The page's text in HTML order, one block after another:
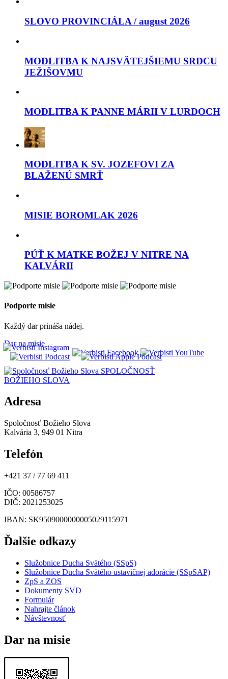
SLOVO PROVINCIÁLA / august 2026
MODLITBA K NAJSVÄTEJŠIEMU SRDCU
JEŽIŠOVMU
MODLITBA K PANNE MÁRII V LURDOCH
MODLITBA K SV. JOZEFOVI ZA
BLAŽENÚ SMRŤ
MISIE BOROMLAK 2026
PÚŤ K MATKE BOŽEJ V NITRE NA
KALVÁRII
Podporte misie
Každý dar prináša nádej.
Dar na misie
SPOLOČNOSŤ
BOŽIEHO SLOVA
Adresa
Spoločnosť Božieho Slova
Kalvária 3, 949 01 Nitra
Telefón
+421 37 / 77 69 411
IČO: 00586757
DIČ: 2021253025
IBAN: SK9509000000005029115971
Ďalšie odkazy
Služobnice Ducha Svätého (SSpS)
Služobnice Ducha Svätého ustavičnej adorácie (SSpSAP)
ZpS a ZOS
Dokumenty SVD
Formulár
Nahrajte článok
Návštevnosť
Dar na misie